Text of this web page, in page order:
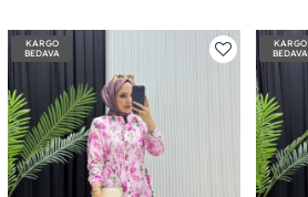
KARGO
BEDAVA
KARGO
BEDAVA